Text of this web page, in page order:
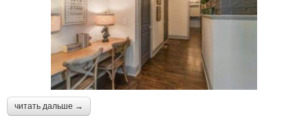
читать дальше →